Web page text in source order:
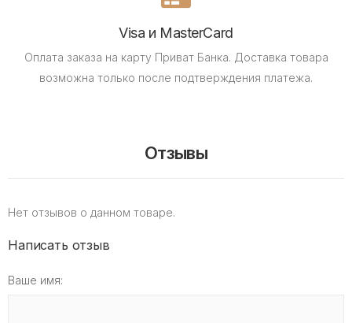
Visa и MasterCard
Оплата заказа на карту Приват Банка. Доставка товара
возможна только после подтверждения платежа.
Отзывы
Нет отзывов о данном товаре.
Написать отзыв
Ваше имя: